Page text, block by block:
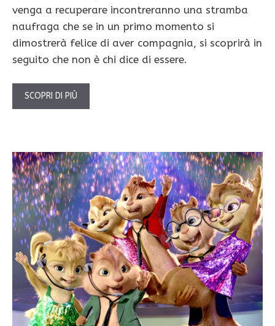
venga a recuperare incontreranno una stramba
naufraga che se in un primo momento si
dimostrerà felice di aver compagnia, si scoprirà in
seguito che non è chi dice di essere.
SCOPRI DI PIÙ